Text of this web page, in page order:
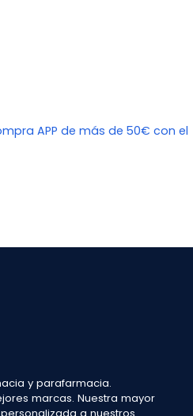
APP de más de 50€ con el
y parafarmacia.
marcas. Nuestra mayor